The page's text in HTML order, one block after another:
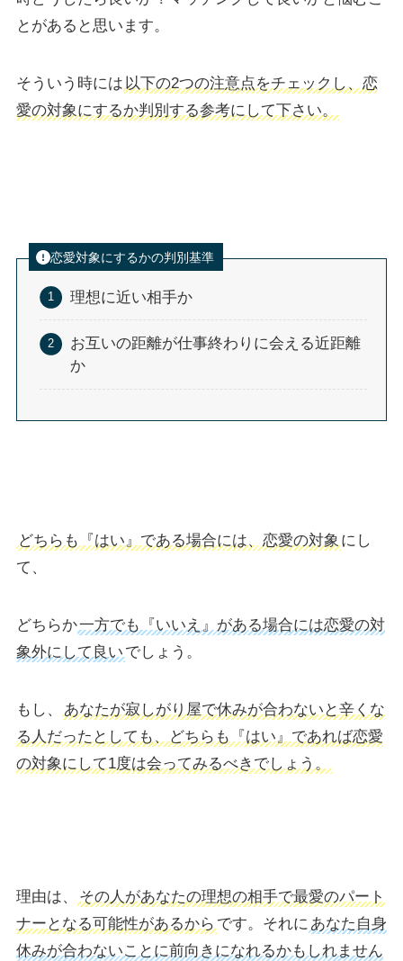
とがあると思います。
そういう時には 以下の2つの注意点をチェックし、恋
愛の対象にするか判別する参考にして下さい。
恋愛対象にするかの判別基準
理想に近い相手か
お互いの距離が仕事終わりに会える近距離
か
どちらも『はい』である場合には、恋愛の対象 にし
て、
どちらか一方でも『いいえ』がある場合には恋愛の対
象外にして良い でしょう。
もし、
あなたが寂しがり屋で休みが合わないと辛くな
る人だったとしても、どちらも『はい』であれば恋愛
の対象にして1度は会ってみるべきでしょう。
理由は、
その人があなたの理想の相手で最愛のパート
ナーとなる可能性があるから です。それに あなた自身
休みが合わないことに前向きになれるかもしれません